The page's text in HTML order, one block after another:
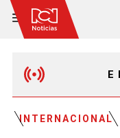
INTERNACIONAL